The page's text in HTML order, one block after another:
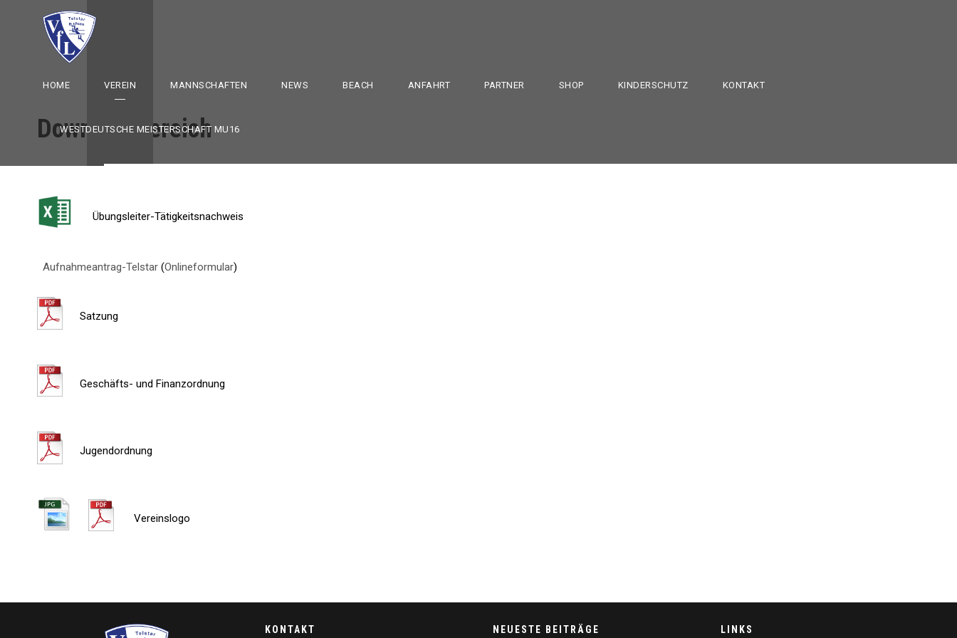
HOME VEREIN MANNSCHAFTEN NEWS BEACH ANFAHRT PARTNER SHOP KINDERSCHUTZ KONTAKT
WESTDEUTSCHE MEISTERSCHAFT MU16
Downloadbereich
Übungsleiter-Tätigkeitsnachweis
Aufnahmeantrag-Telstar (Onlineformular)
Satzung
Geschäfts- und Finanzordnung
Jugendordnung
Vereinslogo
KONTAKT NEUESTE BEITRÄGE LINKS